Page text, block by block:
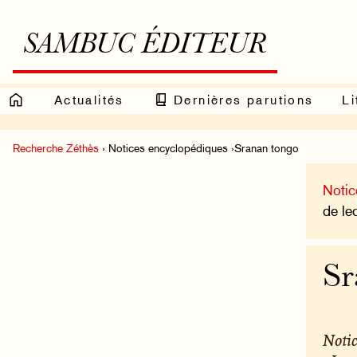
SAMBUC ÉDITEUR
Actualités Dernières parutions
Recherche Zéthès › Notices encyclopédiques ›Sranan tongo
de